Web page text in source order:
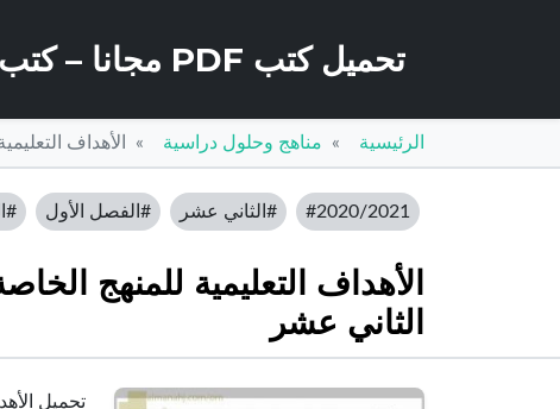
تحميل كتب PDF مجانا – كتب كو
الرئيسية مناهج وحلول دراسية الأهداف
#2020/2021 #الثاني عشر #الفصل الأول
الأهداف التعليمية للمنهج
الثاني عشر
تحميل